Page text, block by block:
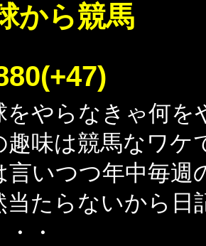
から競馬
をやらなきゃ何を
趣味は競馬なワケ
言いつつ年中毎
当たらないから日
・